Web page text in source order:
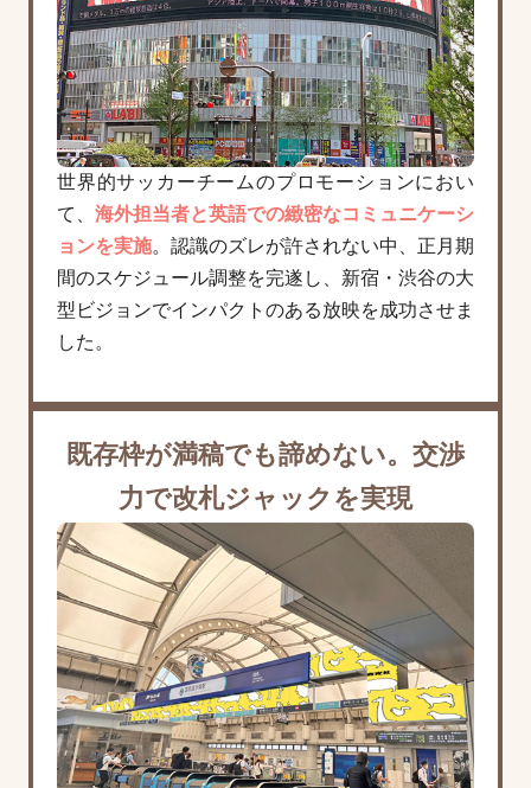
世界的サッカーチームのプロモーションにおい
て、 海外担当者と英語での緻密なコミュニケーシ
ョンを実施。認識のズレが許されない中、正月期
間のスケジュール調整を完遂し、新宿・渋谷の大
型ビジョンでインパクトのある放映を成功させま
した。
既存枠が満稿でも諦めない。 交渉
力で改札ジャックを実現